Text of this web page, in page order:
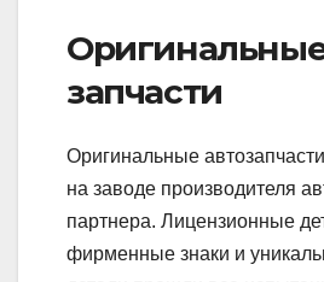
запчасти
Оригинальные
на заводе производителя
партнера. Лицензионные
фирменные знаки и